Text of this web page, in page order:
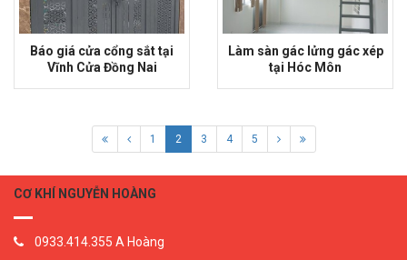
Báo giá cửa cổng sắt tại
Vĩnh Cửa Đồng Nai
Làm sàn gác lửng gác xép
tại Hóc Môn
1 2 3 4 5
CƠ KHÍ NGUYỄN HOÀNG
0933.414.355 A Hoàng